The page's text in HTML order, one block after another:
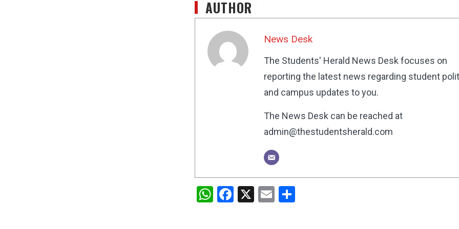
AUTHOR
News Desk
The Students' Herald News Desk focuses on
reporting the latest news regarding student
and campus updates to you.
The News Desk can be reached at
admin@thestudentsherald.com
WhatsApp
Facebook
X EmailShare